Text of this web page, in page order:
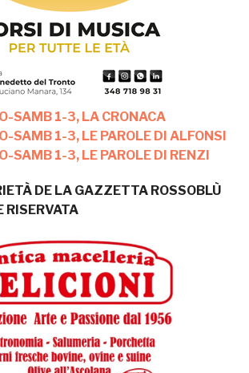
SAMB 1-3, LA CRONACA
SAMB 1-3, LE PAROLE DI ALFONSI
SAMB 1-3, LE PAROLE DI RENZI
DE LA GAZZETTA ROSSOBLÙ
RISERVATA